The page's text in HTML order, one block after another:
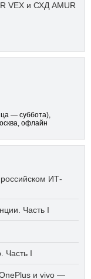
VEX и СХД AMUR
— суббота),
офлайн
ИТ-
Часть I
Часть I
и vivo —